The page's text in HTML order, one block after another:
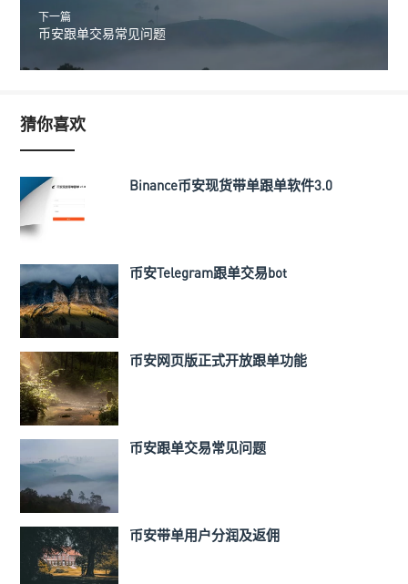
下一篇
币安跟单交易常见问题
猜你喜欢
Binance币安现货带单跟单软件3.0
币安Telegram跟单交易bot
币安网页版正式开放跟单功能
币安跟单交易常见问题
币安带单用户分润及返佣